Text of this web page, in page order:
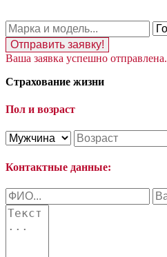
Отправить заявку!
Ваша заявка успешно отправлена.
Страхование жизни
Пол и возраст
Контактные данные: